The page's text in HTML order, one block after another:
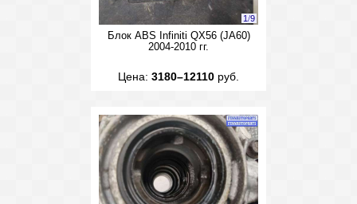
1/9
Блок ABS Infiniti QX56 (JA60)
2004-2010 гг.
Цена: 3180–12110 руб.